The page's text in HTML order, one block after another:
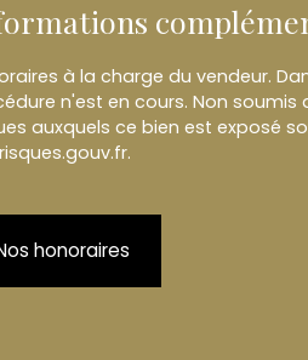
à la charge du vendeur.
n'est en cours. Non soumis
auxquels ce bien est exposé
honoraires